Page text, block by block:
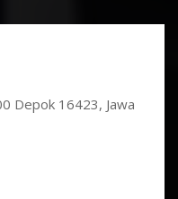
Depok 16423, Jawa